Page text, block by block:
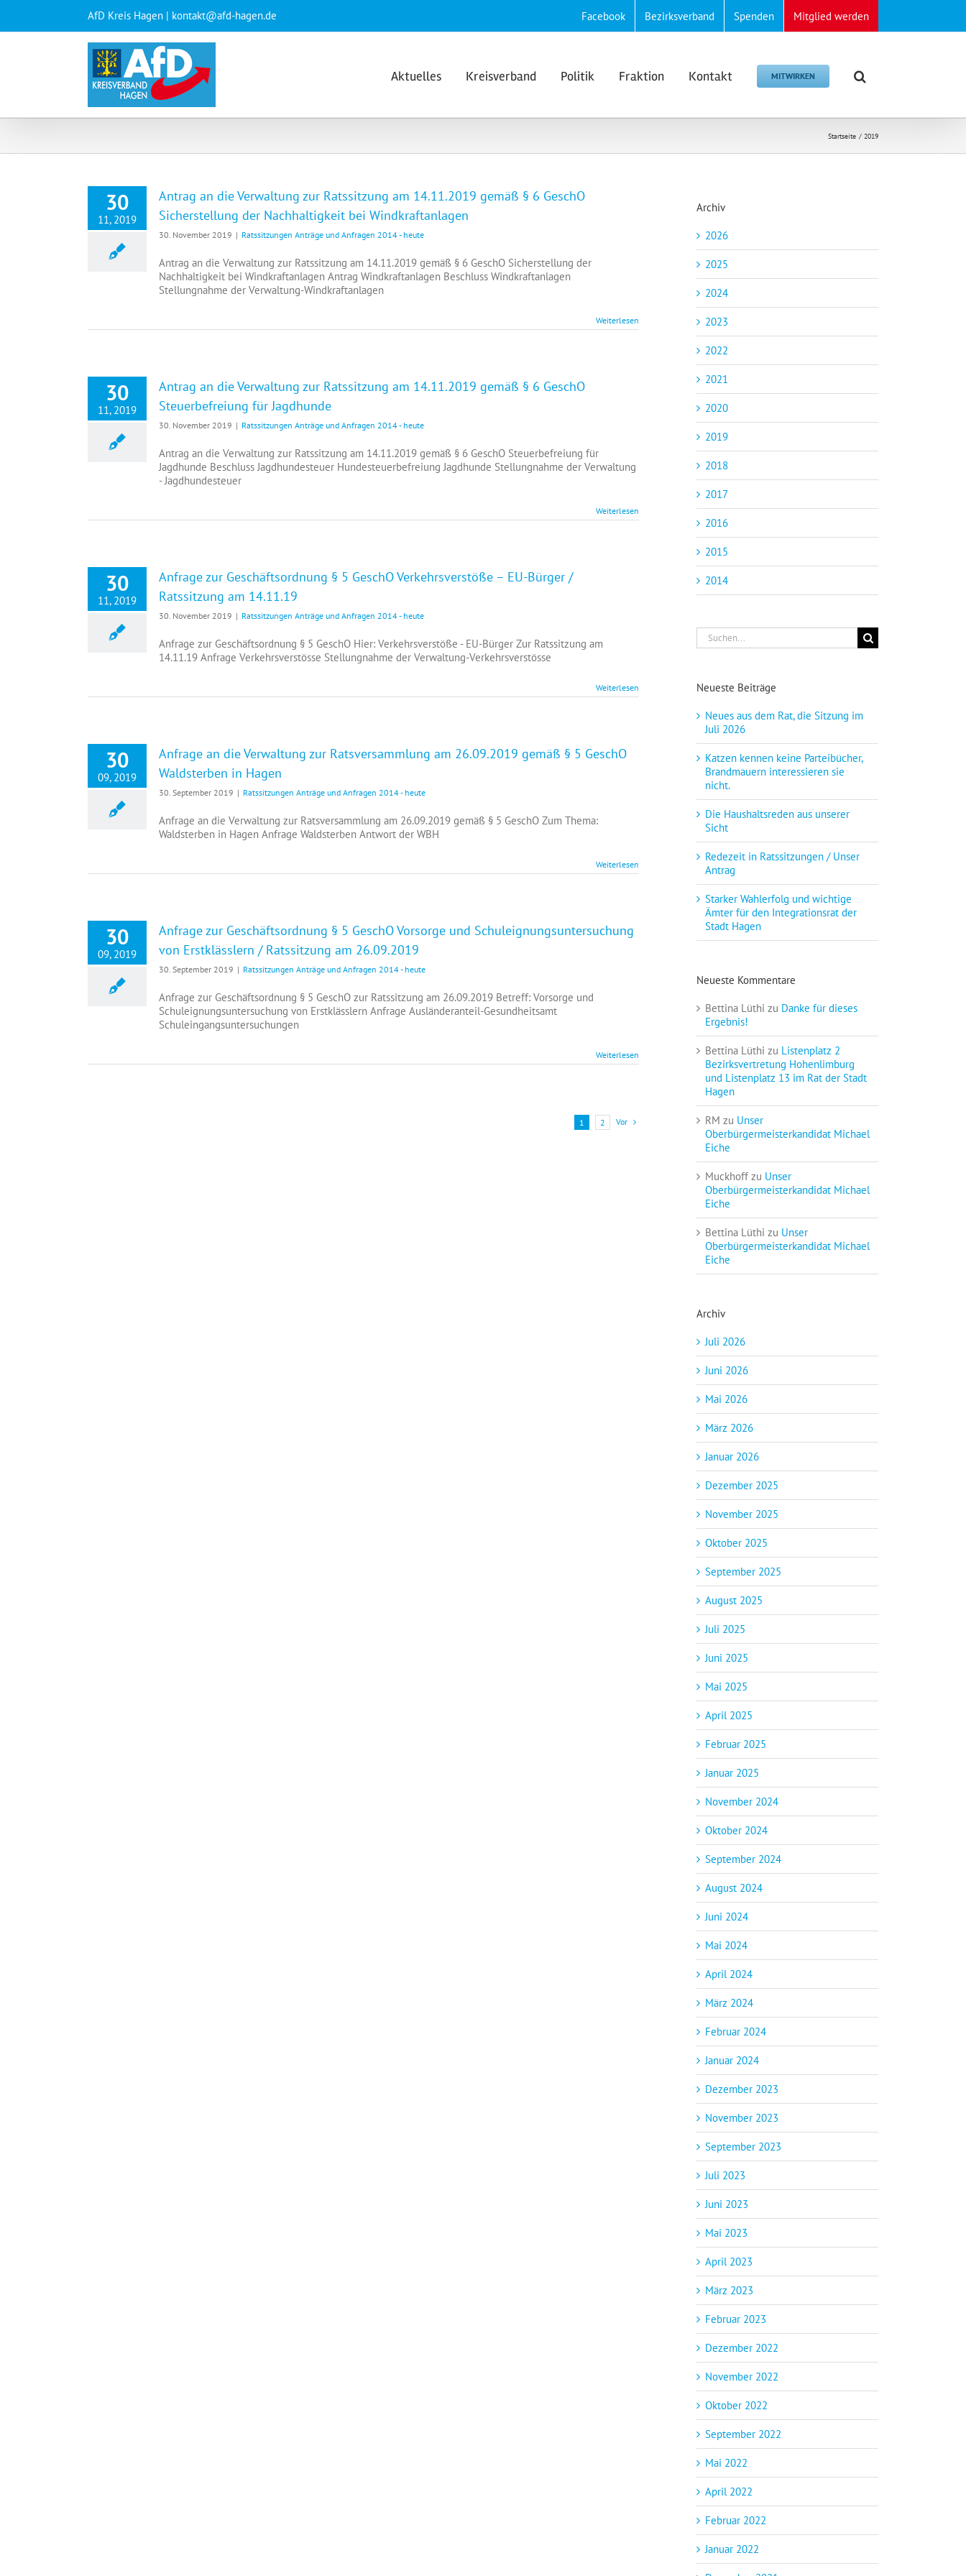
springen
AfD Kreis Hagen | kontakt@afd-hagen.de Facebook Bezirksverband Spenden Mitglied werden
Aktuelles Kreisverband Politik Fraktion Kontakt MITWIRKEN
Startseite 2019
30
11, 2019
Antrag an die Verwaltung zur Ratssitzung am 14.11.2019 gemäß § 6 GeschO
Sicherstellung der Nachhaltigkeit bei Windkraftanlagen
30. November 2019 | Ratssitzungen Anträge und Anfragen 2014 - heute
Antrag an die Verwaltung zur Ratssitzung am 14.11.2019 gemäß § 6 GeschO Sicherstellung der
Nachhaltigkeit bei Windkraftanlagen Antrag Windkraftanlagen Beschluss Windkraftanlagen
Stellungnahme der Verwaltung-Windkraftanlagen
Weiterlesen
30
11, 2019
Antrag an die Verwaltung zur Ratssitzung am 14.11.2019 gemäß § 6 GeschO
Steuerbefreiung für Jagdhunde
30. November 2019 | Ratssitzungen Anträge und Anfragen 2014 - heute
Antrag an die Verwaltung zur Ratssitzung am 14.11.2019 gemäß § 6 GeschO Steuerbefreiung für
Jagdhunde Beschluss Jagdhundesteuer Hundesteuerbefreiung Jagdhunde Stellungnahme der Verwaltung
- Jagdhundesteuer
Weiterlesen
30
11, 2019
Anfrage zur Geschäftsordnung § 5 GeschO Verkehrsverstöße – EU-Bürger /
Ratssitzung am 14.11.19
30. November 2019 | Ratssitzungen Anträge und Anfragen 2014 - heute
Anfrage zur Geschäftsordnung § 5 GeschO Hier: Verkehrsverstöße - EU-Bürger Zur Ratssitzung am
14.11.19 Anfrage Verkehrsverstösse Stellungnahme der Verwaltung-Verkehrsverstösse
Weiterlesen
30
09, 2019
Anfrage an die Verwaltung zur Ratsversammlung am 26.09.2019 gemäß § 5 GeschO
Waldsterben in Hagen
30. September 2019 | Ratssitzungen Anträge und Anfragen 2014 - heute
Anfrage an die Verwaltung zur Ratsversammlung am 26.09.2019 gemäß § 5 GeschO Zum Thema:
Waldsterben in Hagen Anfrage Waldsterben Antwort der WBH
Weiterlesen
30
09, 2019
Anfrage zur Geschäftsordnung § 5 GeschO Vorsorge und Schuleignungsuntersuchung
von Erstklässlern / Ratssitzung am 26.09.2019
30. September 2019 | Ratssitzungen Anträge und Anfragen 2014 - heute
Anfrage zur Geschäftsordnung § 5 GeschO zur Ratssitzung am 26.09.2019 Betreff: Vorsorge und
Schuleignungsuntersuchung von Erstklässlern Anfrage Ausländeranteil-Gesundheitsamt
Schuleingangsuntersuchungen
Weiterlesen
1 2 Vor
Archiv
2026
2025
2024
2023
2022
2021
2020
2019
2018
2017
2016
2015
2014
Suche
nach:
Neueste Beiträge
Neues aus dem Rat, die Sitzung im
Juli 2026
Katzen kennen keine Parteibücher,
Brandmauern interessieren sie
nicht.
Die Haushaltsreden aus unserer
Sicht
Redezeit in Ratssitzungen / Unser
Antrag
Starker Wahlerfolg und wichtige
Ämter für den Integrationsrat der
Stadt Hagen
Neueste Kommentare
Bettina Lüthi zu Danke für dieses
Ergebnis!
Bettina Lüthi zu Listenplatz 2
Bezirksvertretung Hohenlimburg
und Listenplatz 13 im Rat der Stadt
Hagen
RM zu Unser
Oberbürgermeisterkandidat Michael
Eiche
Muckhoff zu Unser
Oberbürgermeisterkandidat Michael
Eiche
Bettina Lüthi zu Unser
Oberbürgermeisterkandidat Michael
Eiche
Archiv
Juli 2026
Juni 2026
Mai 2026
März 2026
Januar 2026
Dezember 2025
November 2025
Oktober 2025
September 2025
August 2025
Juli 2025
Juni 2025
Mai 2025
April 2025
Februar 2025
Januar 2025
November 2024
Oktober 2024
September 2024
August 2024
Juni 2024
Mai 2024
April 2024
März 2024
Februar 2024
Januar 2024
Dezember 2023
November 2023
September 2023
Juli 2023
Juni 2023
Mai 2023
April 2023
März 2023
Februar 2023
Dezember 2022
November 2022
Oktober 2022
September 2022
Mai 2022
April 2022
Februar 2022
Januar 2022